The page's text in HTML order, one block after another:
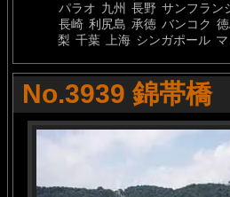
パラオ 九州 長野 サンフラン
長崎 利尻島 承徳 バンコク
梨 千葉 上海 シンガポール
No.3939 錦帯橋